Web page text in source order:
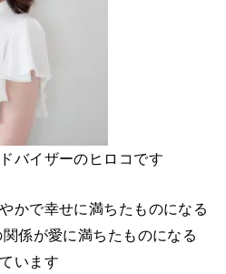
バイザーのヒロコです
かで幸せに満ちたものになる
係が愛に満ちたものになる
います